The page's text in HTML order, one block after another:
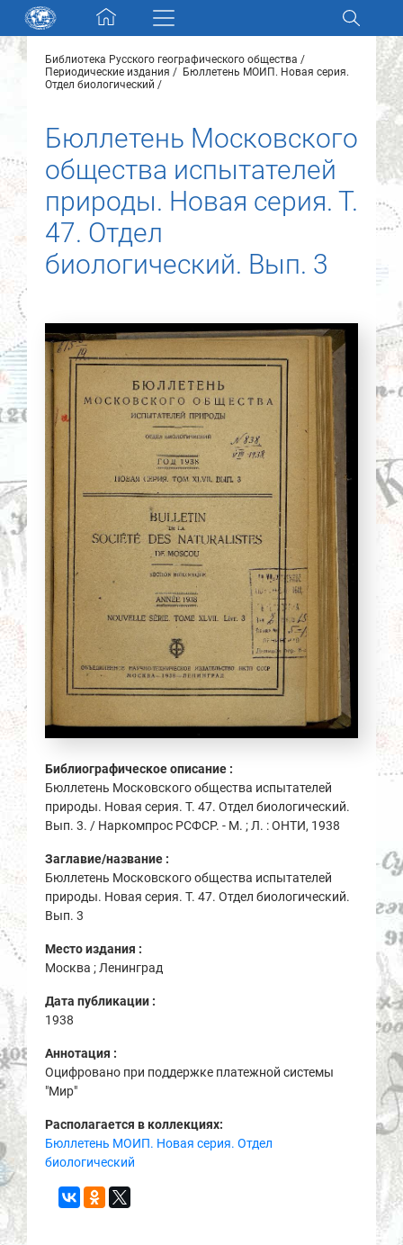
Skip navigation
Разделы и коллекции
Новости
О нас
Контакты
Партнеры
Библиотека Русского географического общества
Периодические издания
Бюллетень МОИП. Новая серия.
Отдел биологический
Бюллетень Московского
общества испытателей
природы. Новая серия. Т.
47. Отдел
биологический. Вып. 3
Библиографическое описание :
Бюллетень Московского общества испытателей
природы. Новая серия. Т. 47. Отдел биологический.
Вып. 3. / Наркомпрос РСФСР. - М. ; Л. : ОНТИ, 1938
Заглавие/название :
Бюллетень Московского общества испытателей
природы. Новая серия. Т. 47. Отдел биологический.
Вып. 3
Место издания :
Москва ; Ленинград
Дата публикации :
1938
Аннотация :
Оцифровано при поддержке платежной системы
"Мир"
Располагается в коллекциях:
Бюллетень МОИП. Новая серия. Отдел
биологический